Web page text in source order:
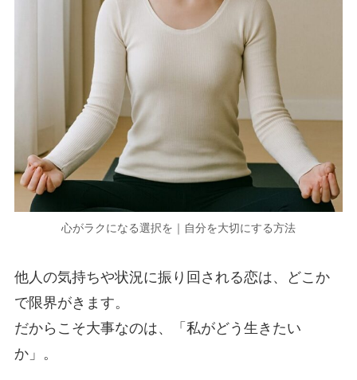
心がラクになる選択を｜自分を大切にする方法
他人の気持ちや状況に振り回される恋は、どこか
で限界がきます。
だからこそ大事なのは、「私がどう生きたい
か」。